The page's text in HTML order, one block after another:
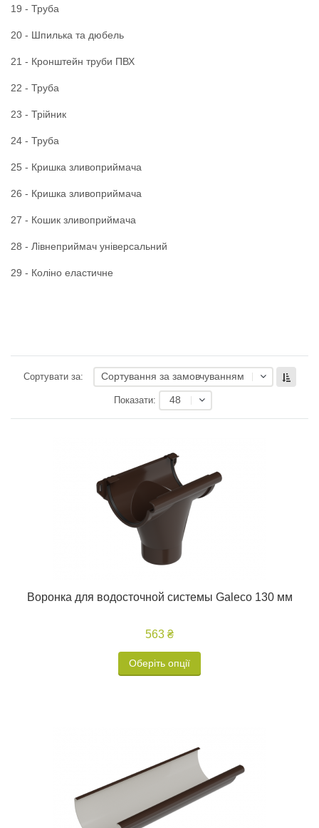
19 - Труба
20 - Шпилька та дюбель
21 - Кронштейн труби ПВХ
22 - Труба
23 - Трійник
24 - Труба
25 - Кришка зливоприймача
26 - Кришка зливоприймача
27 - Кошик зливоприймача
28 - Лівнеприймач універсальний
29 - Коліно еластичне
Сортувати за: Сортування за замовчуванням
Показати: 48
Воронка для водосточной системы Galeco 130 мм
563 ₴
Оберіть опції